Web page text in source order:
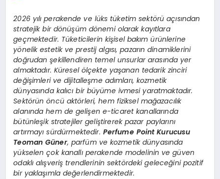
2026 yılı perakende ve lüks tüketim sektörü açısından
stratejik bir dönüşüm dönemi olarak kayıtlara
geçmektedir. Tüketicilerin kişisel bakım ürünlerine
yönelik estetik ve prestij algısı, pazarın dinamiklerini
doğrudan şekillendiren temel unsurlar arasında yer
almaktadır. Küresel ölçekte yaşanan tedarik zinciri
değişimleri ve dijitalleşme adımları, kozmetik
dünyasında kalıcı bir büyüme ivmesi yaratmaktadır.
Sektörün öncü aktörleri, hem fiziksel mağazacılık
alanında hem de gelişen e-ticaret kanallarında
bütünleşik stratejiler geliştirerek pazar paylarını
artırmayı sürdürmektedir. Perfume Point Kurucusu
Teoman Güner, parfüm ve kozmetik dünyasında
yükselen çok kanallı perakende modelinin ve güven
odaklı alışveriş trendlerinin sektördeki geleceğini pozitif
bir yaklaşımla değerlendirmektedir.